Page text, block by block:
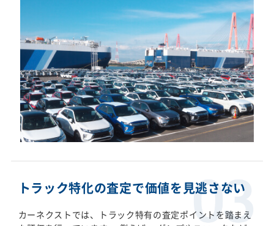
トラック特化の査定で価値を見逃さない
カーネクストでは、トラック特有の査定ポイントを踏まえ